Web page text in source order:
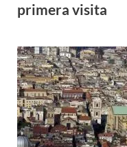
primera visita